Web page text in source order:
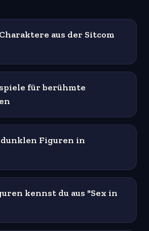
aus der Sitcom
für berühmte
Figuren in
kennst du aus "Sex in